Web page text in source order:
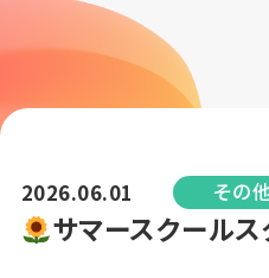
2026.06.01 その
サマースクールス